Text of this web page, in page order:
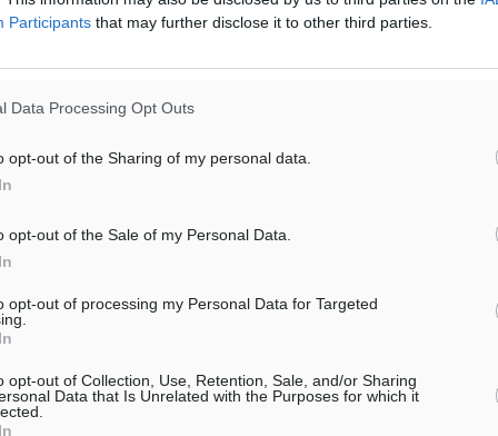
Participants that may further disclose it to other third parties.
Data Processing Opt Outs
opt-out of the Sharing of my personal data.
opt-out of the Sale of my Personal Data.
opt-out of processing my Personal Data for Targeted
opt-out of Collection, Use, Retention, Sale, and/or Sharing
Data that Is Unrelated with the Purposes for which it
τμήμα
να λάβει
Μελιγδής”. Οι μικροί
Ανδρογέα,
ευκαιρία να
μέσα σε ένα
Η αποστολή της
Γιώργο, Παπαθεοδωράκη
Σωτηρίου Πέτρο,
Παπαδόπουλο Μιχαήλ-